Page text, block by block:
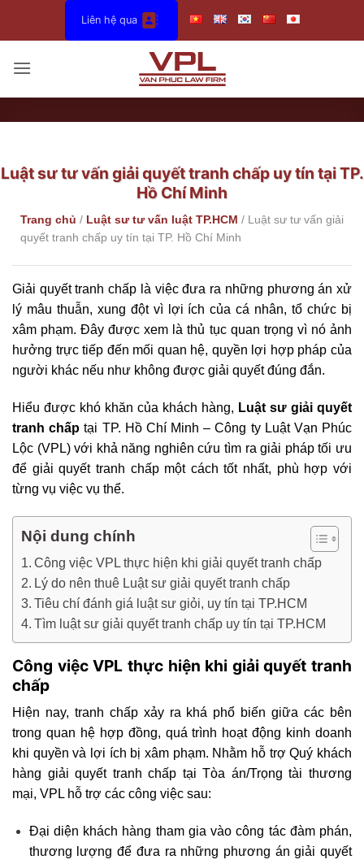
dung
Liên hệ qua
Luật sư tư vấn giải quyết tranh chấp uy tín tại TP.
Hồ Chí Minh
Trang chủ / Luật sư tư vấn luật TP.HCM / Luật sư tư vấn giải
quyết tranh chấp uy tín tại TP. Hồ Chí Minh
Giải quyết tranh chấp là việc đưa ra những phương án xử
lý mâu thuẫn, xung đột vì lợi ích của cá nhân, tổ chức bị
xâm phạm. Đây được xem là thủ tục quan trọng vì nó ảnh
hưởng trực tiếp đến mối quan hệ, quyền lợi hợp pháp của
người khác nếu như không được giải quyết đúng đắn.
Hiểu được khó khăn của khách hàng, Luật sư giải quyết
tranh chấp tại TP. Hồ Chí Minh – Công ty Luật Vạn Phúc
Lộc (VPL) với khả năng nghiên cứu tìm ra giải pháp tối ưu
để giải quyết tranh chấp một cách tốt nhất, phù hợp với
từng vụ việc vụ thể.
Nội dung chính
Công việc VPL thực hiện khi giải quyết tranh chấp
Lý do nên thuê Luật sư giải quyết tranh chấp
Tiêu chí đánh giá luật sư giỏi, uy tín tại TP.HCM
Tìm luật sư giải quyết tranh chấp uy tín tại TP.HCM
Công việc VPL thực hiện khi giải quyết tranh
chấp
Hiện nay, tranh chấp xảy ra khá phổ biến giữa các bên
trong quan hệ hợp đồng, quá trình hoạt động kinh doanh
khi quyền và lợi ích bị xâm phạm. Nhằm hỗ trợ Quý khách
hàng giải quyết tranh chấp tại Tòa án/Trọng tài thương
mại, VPL hỗ trợ các công việc sau:
Đại diện khách hàng tham gia vào công tác đàm phán,
thương lượng để đưa ra những phương án giải quyết